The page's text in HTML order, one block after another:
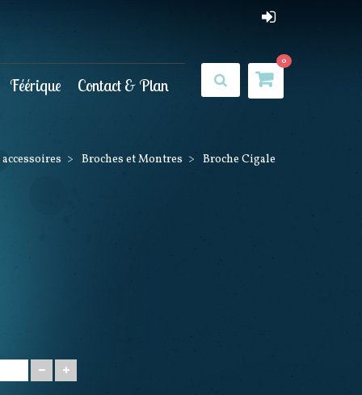
0
Féérique Contact & Plan
> Broches et Montres > Broche Cigale